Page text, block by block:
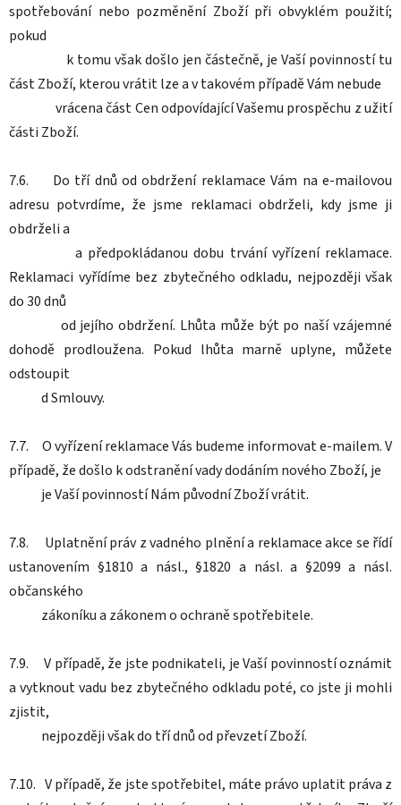
spotřebování nebo pozměnění Zboží při obvyklém použití;
pokud
k tomu však došlo jen částečně, je Vaší povinností tu
část Zboží, kterou vrátit lze a v takovém případě Vám nebude
vrácena část Cen odpovídající Vašemu prospěchu z užití
části Zboží.
7.6. Do tří dnů od obdržení reklamace Vám na e-mailovou
adresu potvrdíme, že jsme reklamaci obdrželi, kdy jsme ji
obdrželi a
a předpokládanou dobu trvání vyřízení reklamace.
Reklamaci vyřídíme bez zbytečného odkladu, nejpozději však
do 30 dnů
od jejího obdržení. Lhůta může být po naší vzájemné
dohodě prodloužena. Pokud lhůta marně uplyne, můžete
odstoupit
d Smlouvy.
7.7. O vyřízení reklamace Vás budeme informovat e-mailem. V
případě, že došlo k odstranění vady dodáním nového Zboží, je
je Vaší povinností Nám původní Zboží vrátit.
7.8. Uplatnění práv z vadného plnění a reklamace akce se řídí
ustanovením §1810 a násl., §1820 a násl. a §2099 a násl.
občanského
zákoníku a zákonem o ochraně spotřebitele.
7.9. V případě, že jste podnikateli, je Vaší povinností oznámit
a vytknout vadu bez zbytečného odkladu poté, co jste ji mohli
zjistit,
nejpozději však do tří dnů od převzetí Zboží.
7.10. V případě, že jste spotřebitel, máte právo uplatit práva z